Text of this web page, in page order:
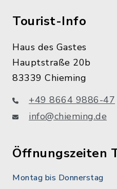
Tourist-Info
Haus des Gastes
Hauptstraße 20b
83339 Chieming
+49 8664 9886-47
info@chieming.de
Öffnungszeiten
Montag bis Donnerstag